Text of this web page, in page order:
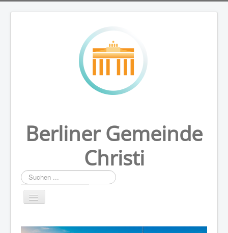
Berliner Gemeinde
Christi
Suchen
...